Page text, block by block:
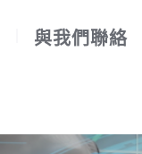
與我們聯絡